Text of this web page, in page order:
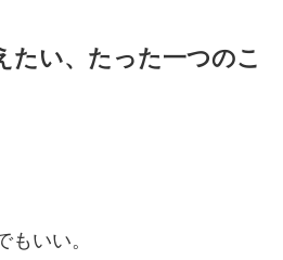
たい、たった一つのこ
もいい。